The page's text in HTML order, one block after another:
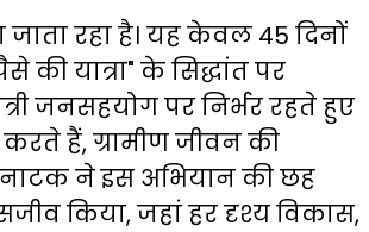
रहा है। यह केवल 45 दिनों
की यात्रा" के सिद्धांत पर
जनसहयोग पर निर्भर रहते हुए
हैं, ग्रामीण जीवन की
नाटक ने इस अभियान की छह
किया, जहां हर दृश्य विकास,